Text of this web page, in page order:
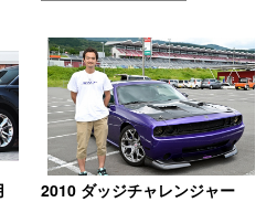
2010 ダッジチャレンジャー